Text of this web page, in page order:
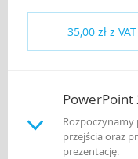
35,00 zł z VAT
PowerPoint
Rozpoczynamy
przejścia oraz
prezentację.